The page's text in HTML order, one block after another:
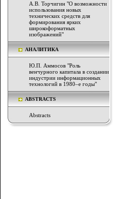
А.В. Торчигин "О возможности
использования новых
технических средств для
формирования ярких
широкоформатных
изображений"
АНАЛИТИКА
Ю.П. Аммосов "Роль
венчурного капитала в создании
индустрии информационных
технологий в 1980–е годы"
ABSTRACTS
Abstracts